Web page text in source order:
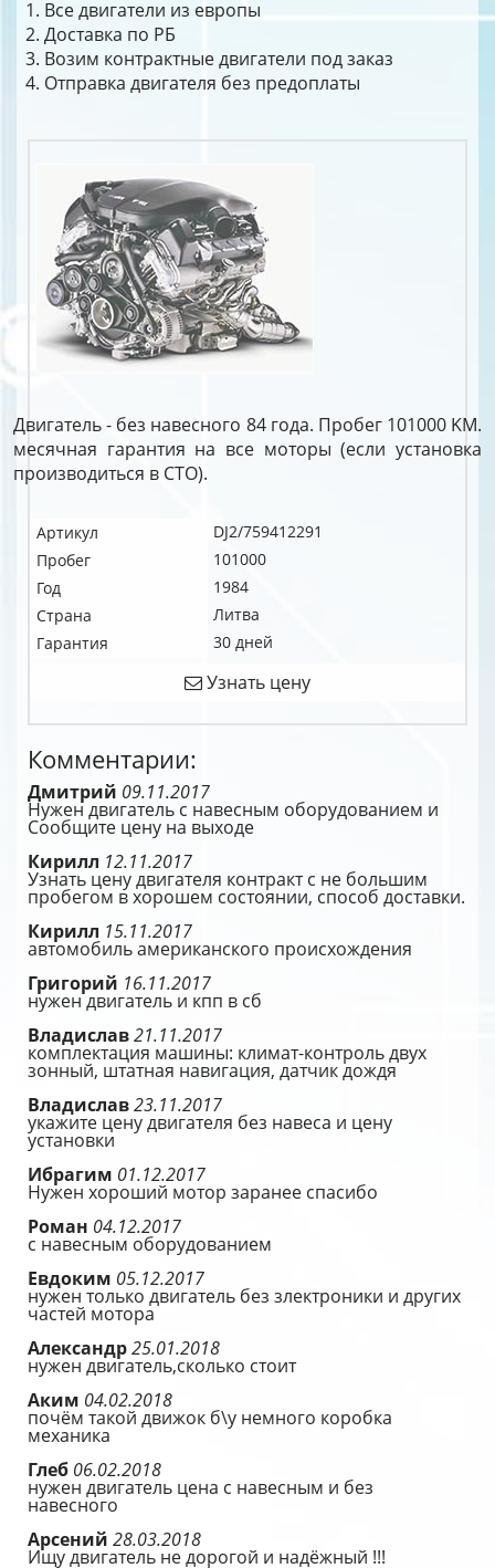
Все двигатели из европы
Доставка по РБ
Возим контрактные двигатели под заказ
Отправка двигателя без предоплаты
Двигатель - без навесного 84 года. Пробег 101000 KM.
месячная гарантия на все моторы (если установка
производиться в СТО).
Артикул
DJ2/759412291
Пробег
101000
Год
1984
Страна
Литва
Гарантия
30 дней
Узнать цену
Комментарии:
Дмитрий 09.11.2017
Нужен двигатель с навесным оборудованием и
Сообщите цену на выходе
Кирилл 12.11.2017
Узнать цену двигателя контракт с не большим
пробегом в хорошем состоянии, способ доставки.
Кирилл 15.11.2017
автомобиль американского происхождения
Григорий 16.11.2017
нужен двигатель и кпп в сб
Владислав21.11.2017
комплектация машины: климат-контроль двух
зонный, штатная навигация, датчик дождя
Владислав23.11.2017
укажите цену двигателя без навеса и цену
установки
Ибрагим 01.12.2017
Нужен хороший мотор заранее спасибо
Роман 04.12.2017
с навесным оборудованием
Евдоким 05.12.2017
нужен только двигатель без злектроники и других
частей мотора
Александр25.01.2018
нужен двигатель,сколько стоит
Аким 04.02.2018
почём такой движок б\у немного коробка
механика
Глеб 06.02.2018
нужен двигатель цена с навесным и без
навесного
Арсений 28.03.2018
Ищу двигатель не дорогой и надёжный !!!